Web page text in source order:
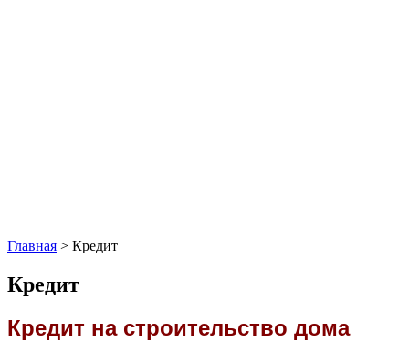
Главная > Кредит
Кредит
Кредит на строительство дома